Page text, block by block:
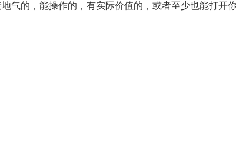
气的，能操作的，有实际价值的，或者至少也能打开你